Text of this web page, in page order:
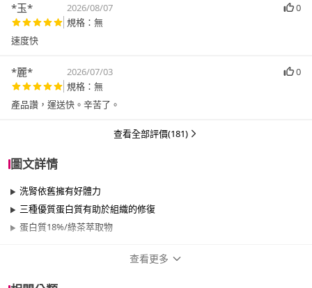
*玉* 2026/08/07
0
規格：無
速度快
*麗* 2026/07/03
0
規格：無
產品讚，運送快。辛苦了。
查看全部評價(181)
圖文詳情
洗腎依舊擁有好體力
三種優質蛋白質有助於組織的修復
蛋白質18%/綠茶萃取物
查看更多